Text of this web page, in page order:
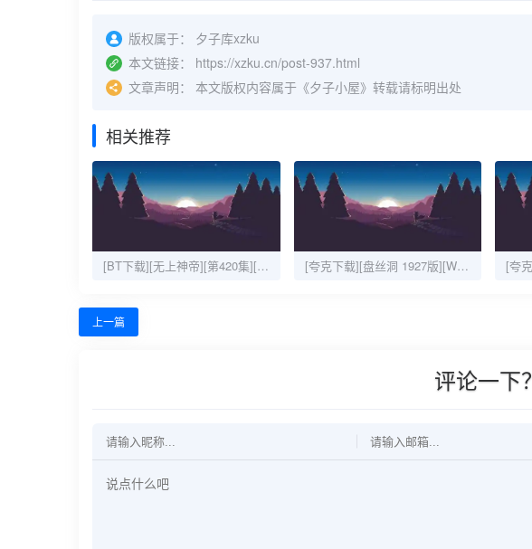
版权属于：
夕子库xzku
本文链接：
https://xzku.cn/post-937.html
文章声明：
本文版权内容属于《夕子小屋》转载请标明出处
相关推荐
[BT下载][无上神帝][第420集][WEB-MKV/0.48G][国语配音/中文字幕][4K-2160P][H265][流媒体][ZeroTV] [夸克下载][盘丝洞 1927版][WEB-MKV/1.3G][无对白][1080P][原版+AI上色版]
上一篇
评论一下？